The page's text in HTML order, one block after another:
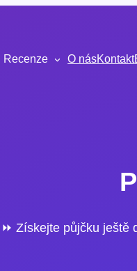
Recenze O násKontakt
⏩ Získejte půjčku